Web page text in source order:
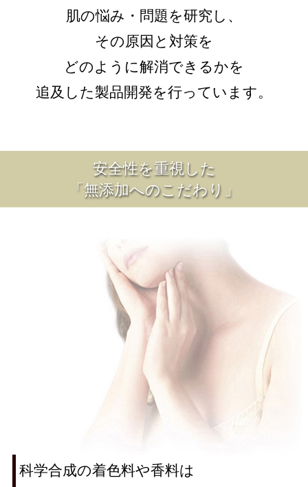
肌の悩み・問題を研究し、
その原因と対策を
どのように解消できるかを
追及した製品開発を行っています。
安全性を重視した
「無添加へのこだわり」
科学合成の着色料や香料は